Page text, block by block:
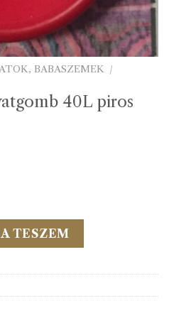
BABASZEMEK /
40L piros
piros mennyiség
TESZEM